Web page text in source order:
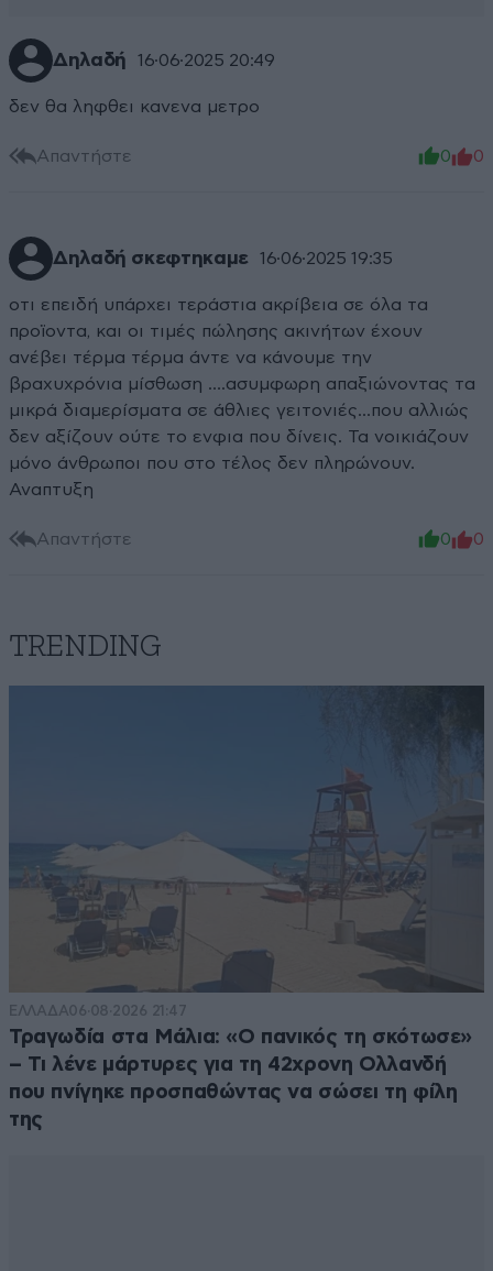
Δηλαδή 16·06·2025 20:49
δεν θα ληφθει κανενα μετρο
Απαντήστε 0 0
Δηλαδή σκεφτηκαμε 16·06·2025 19:35
οτι επειδή υπάρχει τεράστια ακρίβεια σε όλα τα
προϊοντα, και οι τιμές πώλησης ακινήτων έχουν
ανέβει τέρμα τέρμα άντε να κάνουμε την
βραχυχρόνια μίσθωση ….ασυμφωρη απαξιώνοντας τα
μικρά διαμερίσματα σε άθλιες γειτονιές…που αλλιώς
δεν αξίζουν ούτε το ενφια που δίνεις. Τα νοικιάζουν
μόνο άνθρωποι που στο τέλος δεν πληρώνουν.
Αναπτυξη
Απαντήστε 0 0
TRENDING
ΕΛΛΑΔΑ06·08·2026 21:47
Τραγωδία στα Μάλια: «Ο πανικός τη σκότωσε»
– Τι λένε μάρτυρες για τη 42χρονη Ολλανδή
που πνίγηκε προσπαθώντας να σώσει τη φίλη
της